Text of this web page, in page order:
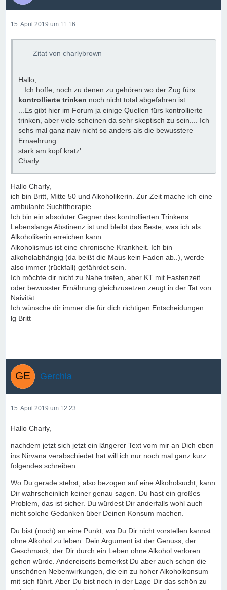
15. April 2019 um 11:16
Zitat von charlybrown
Hallo,
...Ich hoffe, noch zu denen zu gehören wo der Zug fürs
kontrollierte trinken noch nicht total abgefahren ist...
...Es gibt hier im Forum ja einige Quellen fürs kontrollierte
trinken, aber viele scheinen da sehr skeptisch zu sein.... Ich
sehs mal ganz naiv nicht so anders als die bewusstere
Ernaehrung...
stark am kopf kratz'
Charly
Hallo Charly,
ich bin Britt, Mitte 50 und Alkoholikerin. Zur Zeit mache ich eine
ambulante Suchttherapie.
Ich bin ein absoluter Gegner des kontrollierten Trinkens.
Lebenslange Abstinenz ist und bleibt das Beste, was ich als
Alkoholikerin erreichen kann.
Alkoholismus ist eine chronische Krankheit. Ich bin
alkoholabhängig (da beißt die Maus kein Faden ab..), werde
also immer (rückfall) gefährdet sein.
Ich möchte dir nicht zu Nahe treten, aber KT mit Fastenzeit
oder bewusster Ernährung gleichzusetzen zeugt in der Tat von
Naivität.
Ich wünsche dir immer die für dich richtigen Entscheidungen
lg Britt
Gerchla
15. April 2019 um 12:23
Hallo Charly,
nachdem jetzt sich jetzt ein längerer Text vom mir an Dich eben
ins Nirvana verabschiedet hat will ich nur noch mal ganz kurz
folgendes schreiben:
Wo Du gerade stehst, also bezogen auf eine Alkoholsucht, kann
Dir wahrscheinlich keiner genau sagen. Du hast ein großes
Problem, das ist sicher. Du würdest Dir anderfalls wohl auch
nicht solche Gedanken über Deinen Konsum machen.
Du bist (noch) an eine Punkt, wo Du Dir nicht vorstellen kannst
ohne Alkohol zu leben. Dein Argument ist der Genuss, der
Geschmack, der Dir durch ein Leben ohne Alkohol verloren
gehen würde. Andereiseits bemerkst Du aber auch schon die
unschönen Nebenwirkungen, die ein zu hoher Alkoholkonsum
mit sich führt. Aber Du bist noch in der Lage Dir das schön zu